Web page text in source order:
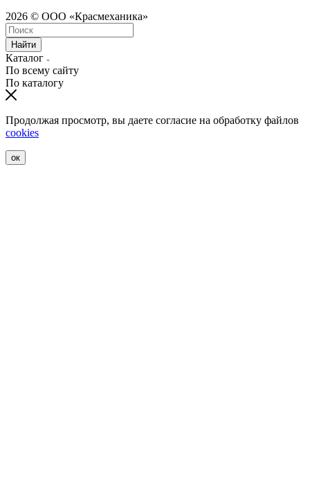
2026 © ООО «Красмеханика»
Найти
Каталог
По всему сайту
По каталогу
Продолжая просмотр, вы даете согласие на обработку файлов
cookies
ок